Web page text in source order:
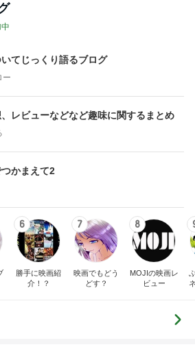
てじっくり語るブログ
ー
レビューなどなど趣味に関するまとめ
かまえて2
6
勝手に映画紹
介！？
7
映画でもどう
どす？
8
MOJIの映画レ
ビュー